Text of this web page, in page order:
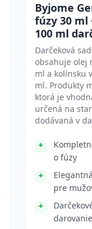
Byjome
fúzy 30 ml
100 ml
Darčeková
obsahuje olej
ml a kolínsku
ml. Produkty
ktorá je
určená na
dodávaná v
o fúzy
pre
darovanie